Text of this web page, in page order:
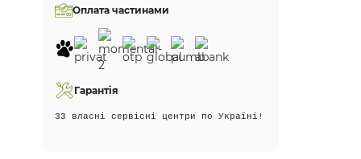
Оплата частинами
Гарантія
33 власні сервісні центри по Україні!